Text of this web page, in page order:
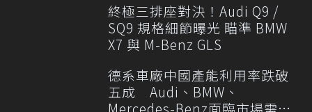
終極三排座對決！Audi Q9 /
SQ9 規格細節曝光 瞄準 BMW
X7 與 M-Benz GLS
德系車廠中國產能利用率跌破
五成 Audi、BMW、
Mercedes-Benz面臨市場需求